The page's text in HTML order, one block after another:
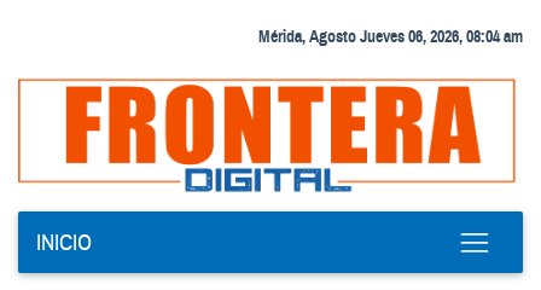
Mérida, Agosto Jueves 06, 2026, 08:04 am
INICIO